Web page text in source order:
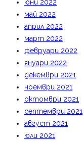
юни 2022
май 2022
април 2022
март 2022
февруари 2022
януари 2022
декември 2021
ноември 2021
октомври 2021
септември 2021
август 2021
юли 2021